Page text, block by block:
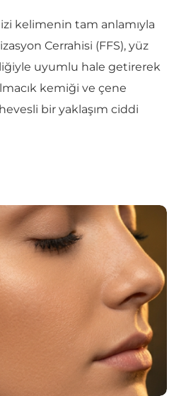
kelimenin tam anlamıyla
Cerrahisi (FFS), yüz
uyumlu hale getirerek
kemiği ve çene
bir yaklaşım ciddi